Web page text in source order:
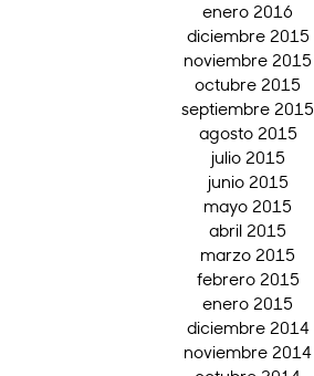
enero 2016
diciembre 2015
noviembre 2015
octubre 2015
septiembre 2015
agosto 2015
julio 2015
junio 2015
mayo 2015
abril 2015
marzo 2015
febrero 2015
enero 2015
diciembre 2014
noviembre 2014